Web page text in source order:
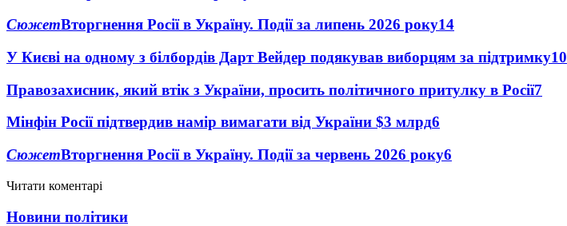
СюжетВторгнення Росії в Україну. Події за липень 2026 року14
У Києві на одному з білбордів Дарт Вейдер подякував виборцям за підтримку10
Правозахисник, який втік з України, просить політичного притулку в Росії7
Мінфін Росії підтвердив намір вимагати від України $3 млрд6
СюжетВторгнення Росії в Україну. Події за червень 2026 року6
Читати коментарі
Новини політики